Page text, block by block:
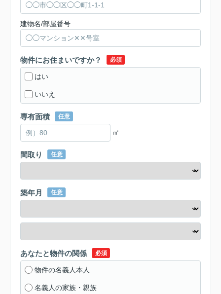
建物名/部屋番号
物件にお住まいですか？ 必須
はい
いいえ
専有面積 任意
㎡
間取り 任意
築年月 任意
あなたと物件の関係 必須
物件の名義人本人
名義人の家族・親族